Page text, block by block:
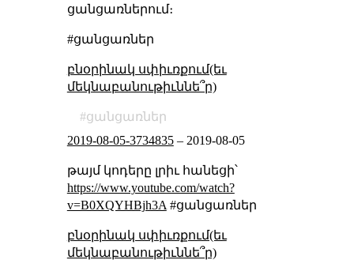
ցանցառներում։
#ցանցառներ
բնօրինակ սփիւռքում(եւ
մեկնաբանութիւննե՞ր)
ցանցառներ
2019-08-05-3734835– 2019-08-05
թայմ կոդերը լրիւ հանեցի՝
https://www.youtube.com/watch?
v=B0XQYHBjh3A #ցանցառներ
բնօրինակ սփիւռքում(եւ
մեկնաբանութիւննե՞ր)